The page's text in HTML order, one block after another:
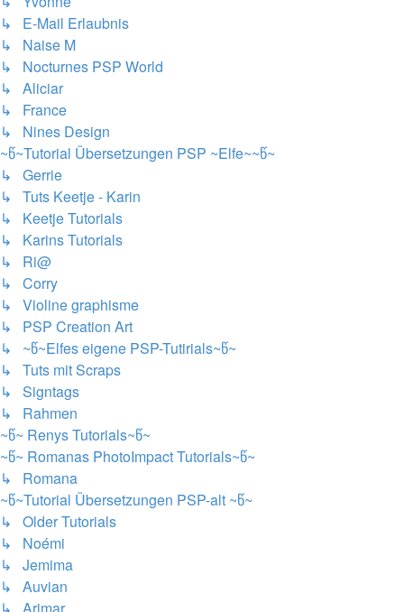
↳ E-Mail Erlaubnis
↳ Naise M
↳ Nocturnes PSP World
↳ Aliciar
↳ France
↳ Nines Design
~წ~Tutorial Übersetzungen PSP ~Elfe~~წ~
↳ Gerrie
↳ Tuts Keetje - Karin
↳ Keetje Tutorials
↳ Karins Tutorials
↳ Ri@
↳ Corry
↳ Violine graphisme
↳ PSP Creation Art
↳ ~წ~Elfes eigene PSP-Tutirials~წ~
↳ Tuts mit Scraps
↳ Signtags
↳ Rahmen
~წ~ Renys Tutorials~წ~
~წ~ Romanas PhotoImpact Tutorials~წ~
↳ Romana
~წ~Tutorial Übersetzungen PSP-alt ~წ~
↳ Older Tutorials
↳ Noémi
↳ Jemima
↳ Auvian
↳ Arimar